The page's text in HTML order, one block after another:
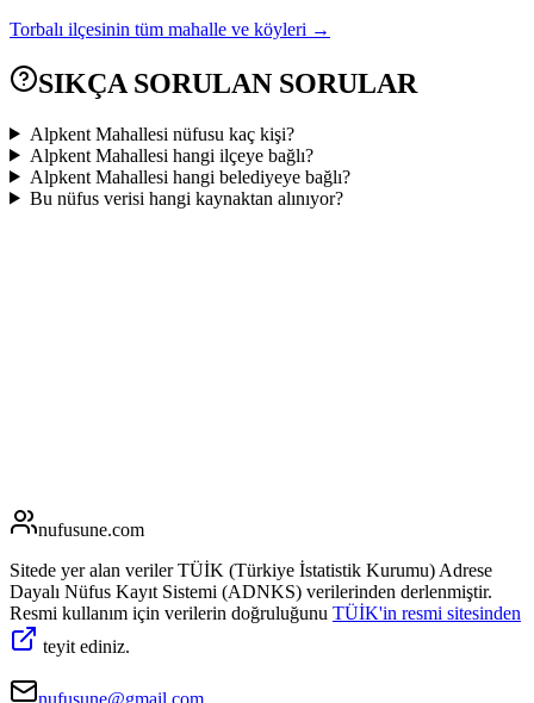
Torbalı ilçesinin tüm mahalle ve köyleri →
SIKÇA SORULAN SORULAR
Alpkent Mahallesi nüfusu kaç kişi?
Alpkent Mahallesi hangi ilçeye bağlı?
Alpkent Mahallesi hangi belediyeye bağlı?
Bu nüfus verisi hangi kaynaktan alınıyor?
nufusune.com
Sitede yer alan veriler TÜİK (Türkiye İstatistik Kurumu) Adrese
Dayalı Nüfus Kayıt Sistemi (ADNKS) verilerinden derlenmiştir.
Resmi kullanım için verilerin doğruluğunu TÜİK'in resmi sitesinden
teyit ediniz.
nufusune@gmail.com